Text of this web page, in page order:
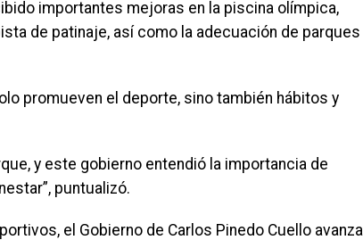
importantes mejoras en la piscina olímpica,
de patinaje, así como la adecuación de parques
promueven el deporte, sino también hábitos y
y este gobierno entendió la importancia de
puntualizó.
el Gobierno de Carlos Pinedo Cuello avanza